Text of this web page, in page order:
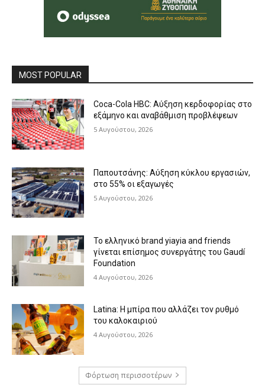
MOST POPULAR
Coca-Cola HBC: Αύξηση κερδοφορίας στο
εξάμηνο και αναβάθμιση προβλέψεων
5 Αυγούστου, 2026
Παπουτσάνης: Αύξηση κύκλου εργασιών,
στο 55% οι εξαγωγές
5 Αυγούστου, 2026
Το ελληνικό brand yiayia and friends
γίνεται επίσημος συνεργάτης του Gaudí
Foundation
4 Αυγούστου, 2026
Latina: Η μπίρα που αλλάζει τον ρυθμό
του καλοκαιριού
4 Αυγούστου, 2026
Φόρτωση περισσοτέρων